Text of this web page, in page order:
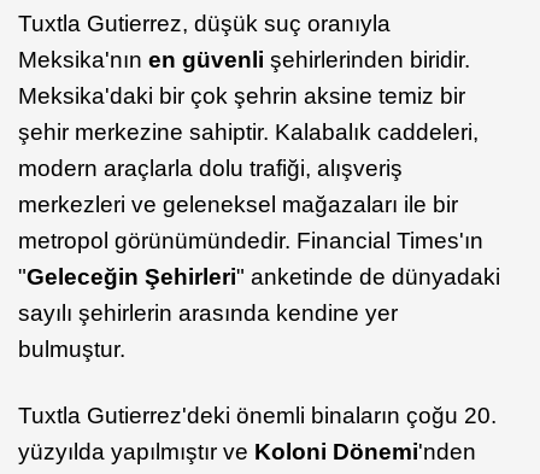
Tuxtla Gutierrez, düşük suç oranıyla
Meksika'nın en güvenli şehirlerinden biridir.
Meksika'daki bir çok şehrin aksine temiz bir
şehir merkezine sahiptir. Kalabalık caddeleri,
modern araçlarla dolu trafiği, alışveriş
merkezleri ve geleneksel mağazaları ile bir
metropol görünümündedir. Financial Times'ın
"Geleceğin Şehirleri" anketinde de dünyadaki
sayılı şehirlerin arasında kendine yer
bulmuştur.
Tuxtla Gutierrez'deki önemli binaların çoğu 20.
yüzyılda yapılmıştır ve Koloni Dönemi'nden